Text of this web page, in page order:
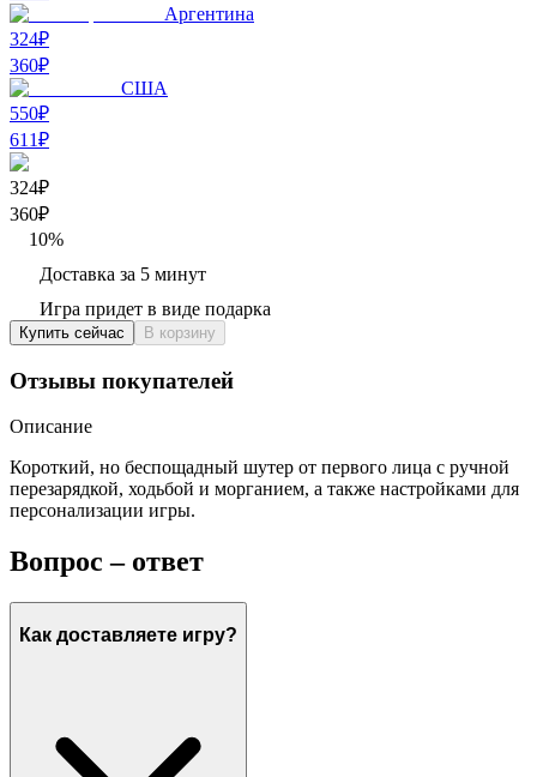
Аргентина
324₽
360₽
США
550₽
611₽
324₽
360₽
10%
Доставка за 5 минут
Игра придет в виде подарка
Купить сейчас В корзину
Отзывы покупателей
Описание
Короткий, но беспощадный шутер от первого лица с ручной
перезарядкой, ходьбой и морганием, а также настройками для
персонализации игры.
Вопрос – ответ
Как доставляете игру?